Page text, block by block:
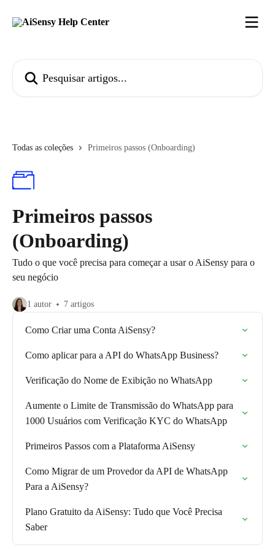
Todas as coleções Primeiros passos (Onboarding)
Primeiros passos
(Onboarding)
Tudo o que você precisa para começar a usar o AiSensy para o
seu negócio
1 autor 7 artigos
Como Criar uma Conta AiSensy?
Como aplicar para a API do WhatsApp Business?
Verificação do Nome de Exibição no WhatsApp
Aumente o Limite de Transmissão do WhatsApp para
1000 Usuários com Verificação KYC do WhatsApp
Primeiros Passos com a Plataforma AiSensy
Como Migrar de um Provedor da API de WhatsApp
Para a AiSensy?
Plano Gratuito da AiSensy: Tudo que Você Precisa
Saber